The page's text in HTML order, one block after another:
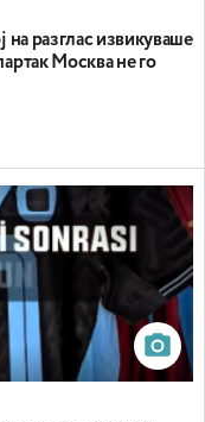
на разглас извикуваше
Москва не го